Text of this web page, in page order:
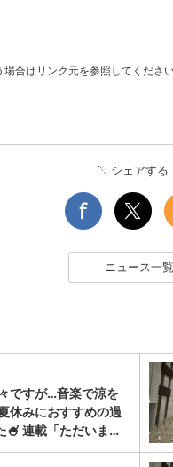
合はリンク元を参照してください
シェアする
ニュース一覧
ですが…音楽で涼を
休みにおすすめの過
🍧 連載「ただいま…